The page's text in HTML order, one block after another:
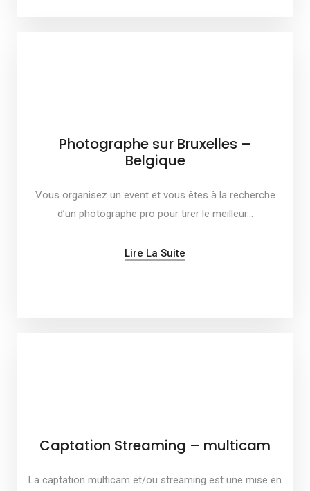
Photographe sur Bruxelles –
Belgique
Vous organisez un event et vous êtes à la recherche
d’un photographe pro pour tirer le meilleur…
Lire La Suite
Captation Streaming – multicam
La captation multicam et/ou streaming est une mise en